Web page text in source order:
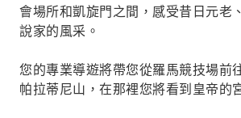
會場所和凱旋門之間，感受昔日元老
說家的風采。
您的專業導遊將帶您從羅馬競技場前
帕拉蒂尼山，在那裡您將看到皇帝的